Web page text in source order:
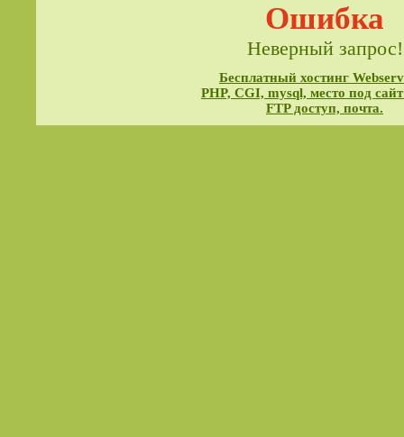
Ошибка
Неверный запрос!
Бесплатный хостинг
PHP, CGI, mysql, место под
FTP доступ, почта.